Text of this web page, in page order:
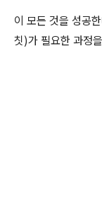
이 모든 것을 성공
칫)가 필요한 과정